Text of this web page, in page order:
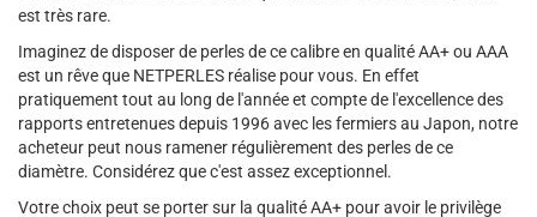
est très rare.
Imaginez de disposer de perles de ce calibre en qualité AA+ ou AAA
est un rêve que NETPERLES réalise pour vous. En effet
pratiquement tout au long de l'année et compte de l'excellence des
rapports entretenues depuis 1996 avec les fermiers au Japon, notre
acheteur peut nous ramener régulièrement des perles de ce
diamètre. Considérez que c'est assez exceptionnel.
Votre choix peut se porter sur la qualité AA+ pour avoir le privilège